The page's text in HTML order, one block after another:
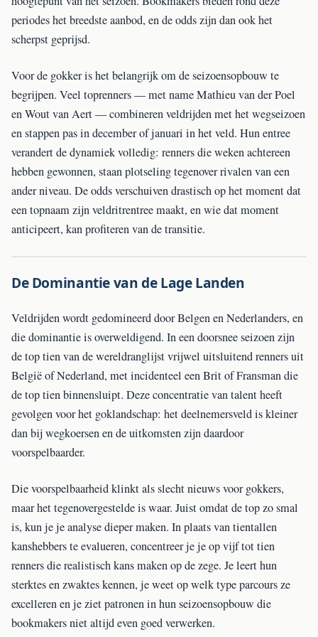
periodes het breedste aanbod, en de odds zijn dan ook het
scherpst geprijsd.
Voor de gokker is het belangrijk om de seizoensopbouw te
begrijpen. Veel toprenners — met name Mathieu van der Poel
en Wout van Aert — combineren veldrijden met het wegseizoen
en stappen pas in december of januari in het veld. Hun entree
verandert de dynamiek volledig: renners die weken achtereen
hebben gewonnen, staan plotseling tegenover rivalen van een
ander niveau. De odds verschuiven drastisch op het moment dat
een topnaam zijn veldritrentree maakt, en wie dat moment
anticipeert, kan profiteren van de transitie.
De Dominantie van de Lage Landen
Veldrijden wordt gedomineerd door Belgen en Nederlanders, en
die dominantie is overweldigend. In een doorsnee seizoen zijn
de top tien van de wereldranglijst vrijwel uitsluitend renners uit
België of Nederland, met incidenteel een Brit of Fransman die
de top tien binnensluipt. Deze concentratie van talent heeft
gevolgen voor het goklandschap: het deelnemersveld is kleiner
dan bij wegkoersen en de uitkomsten zijn daardoor
voorspelbaarder.
Die voorspelbaarheid klinkt als slecht nieuws voor gokkers,
maar het tegenovergestelde is waar. Juist omdat de top zo smal
is, kun je je analyse dieper maken. In plaats van tientallen
kanshebbers te evalueren, concentreer je je op vijf tot tien
renners die realistisch kans maken op de zege. Je leert hun
sterktes en zwaktes kennen, je weet op welk type parcours ze
excelleren en je ziet patronen in hun seizoensopbouw die
bookmakers niet altijd even goed verwerken.